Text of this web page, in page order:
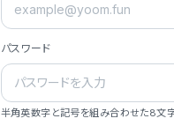
- **ミッ
- **ビジ
### 会
パスワード
半角英数字と記号を組み合わせた8文字